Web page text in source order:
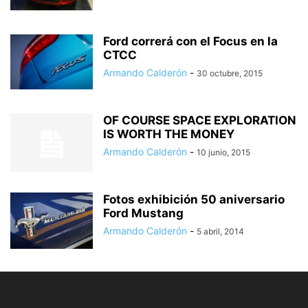
Ford correrá con el Focus en la
CTCC
Armando Calderón - 30 octubre, 2015
OF COURSE SPACE EXPLORATION
IS WORTH THE MONEY
Armando Calderón - 10 junio, 2015
Fotos exhibición 50 aniversario
Ford Mustang
Armando Calderón - 5 abril, 2014